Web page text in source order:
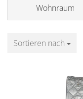
Wohnraum
Sortieren nach
Sortieren nach